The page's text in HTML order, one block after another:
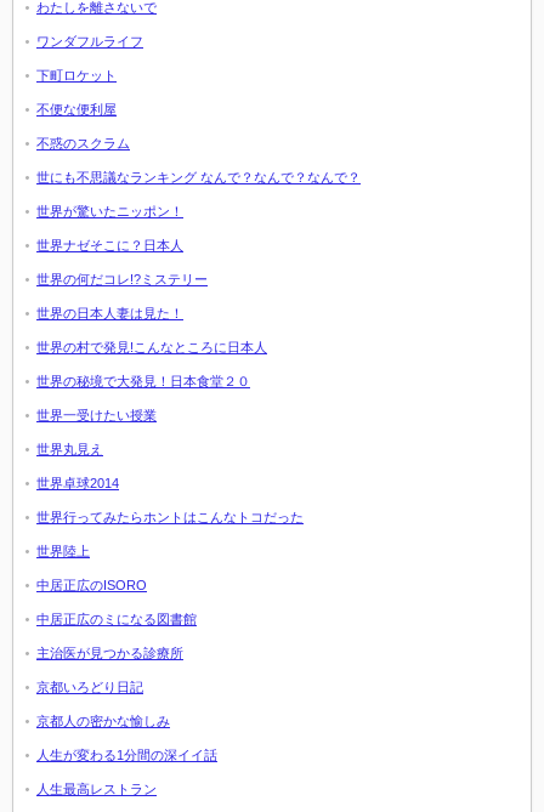
わたしを離さないで
ワンダフルライフ
下町ロケット
不便な便利屋
不惑のスクラム
世にも不思議なランキング なんで？なんで？なんで？
世界が驚いたニッポン！
世界ナゼそこに？日本人
世界の何だコレ!?ミステリー
世界の日本人妻は見た！
世界の村で発見!こんなところに日本人
世界の秘境で大発見！日本食堂２０
世界一受けたい授業
世界丸見え
世界卓球2014
世界行ってみたらホントはこんなトコだった
世界陸上
中居正広のISORO
中居正広のミになる図書館
主治医が見つかる診療所
京都いろどり日記
京都人の密かな愉しみ
人生が変わる1分間の深イイ話
人生最高レストラン